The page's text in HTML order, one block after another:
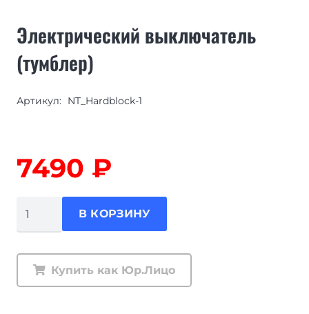
Электрический выключатель
(тумблер)
Артикул: NT_Hardblock-1
7490 ₽
выключатель
(тумблер)
В КОРЗИНУ
Купить как Юр.Лицо